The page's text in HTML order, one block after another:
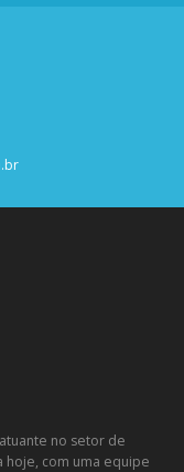
no setor de
hoje, com uma equipe